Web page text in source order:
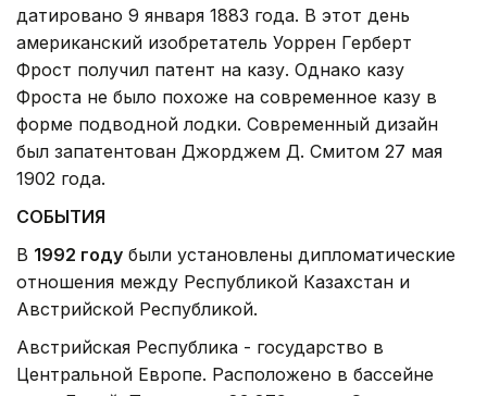
датировано 9 января 1883 года. В этот день
американский изобретатель Уоррен Герберт
Фрост получил патент на казу. Однако казу
Фроста не было похоже на современное казу в
форме подводной лодки. Современный дизайн
был запатентован Джорджем Д. Смитом 27 мая
1902 года.
СОБЫТИЯ
В 1992 году были установлены дипломатические
отношения между Республикой Казахстан и
Австрийской Республикой.
Австрийская Республика - государство в
Центральной Европе. Расположено в бассейне